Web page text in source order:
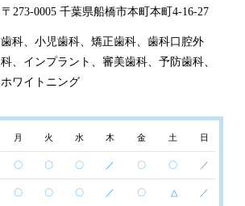
〒273-0005 千葉県船橋市本町本町4-16-27
歯科、小児歯科、矯正歯科、歯科口腔外
科、インプラント、審美歯科、予防歯科、
ホワイトニング
月 火 水 木 金 土 日
〇 〇 〇 ／ 〇 〇 ／
〇 〇 〇 ／ 〇 △ ／